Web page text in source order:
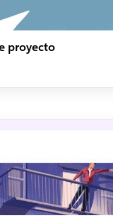
proyecto